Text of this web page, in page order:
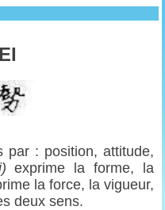
: position, attitude,
exprime la forme, la
la force, la vigueur,
deux sens.